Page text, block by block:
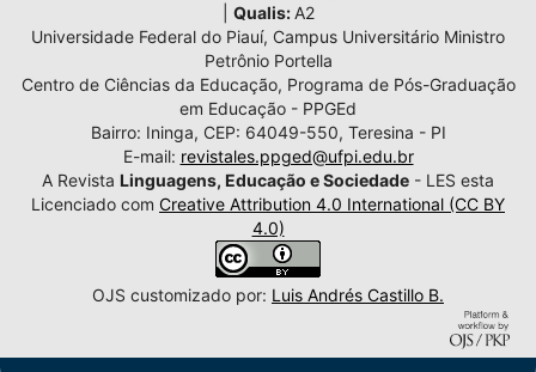
Qualis: A2
Universidade Federal do Piauí, Campus Universitário Ministro
Petrônio Portella
Centro de Ciências da Educação, Programa de Pós-Graduação
em Educação - PPGEd
Bairro: Ininga, CEP: 64049-550, Teresina - PI
E-mail: revistales.ppged@ufpi.edu.br
A Revista Linguagens, Educação e Sociedade - LES esta
Licenciado com Creative Attribution 4.0 International (CC BY
4.0)
OJS customizado por: Luis Andrés Castillo B.